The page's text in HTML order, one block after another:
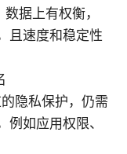
据上有权衡，
且速度和稳定性
隐私保护，仍需
如应用权限、